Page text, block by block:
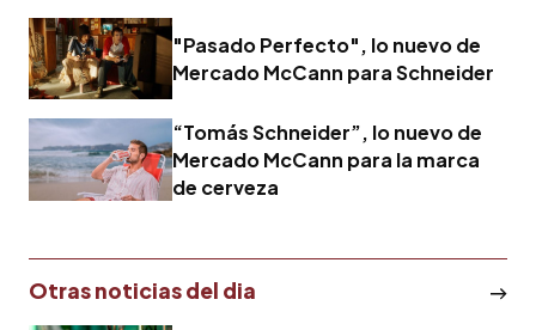
"Pasado Perfecto", lo nuevo de
Mercado McCann para Schneider
“Tomás Schneider”, lo nuevo de
Mercado McCann para la marca
de cerveza
Otras noticias del dia